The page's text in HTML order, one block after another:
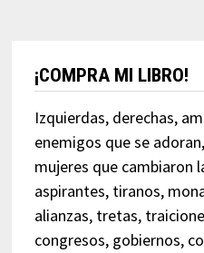
¡COMPRA MI LIBRO!
Izquierdas, derechas,
enemigos que se
mujeres que cambiaron
aspirantes, tiranos,
alianzas, tretas,
congresos, gobiernos,